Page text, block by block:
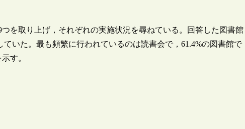
を取り上げ，それぞれの実施状況を尋ねている。回答した図書館
いた。最も頻繁に行われているのは読書会で，61.4%の図書館で
す。